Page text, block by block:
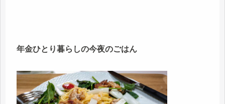
年金ひとり暮らしの今夜のごはん